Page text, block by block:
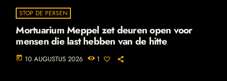
STOP DE PERSEN
Mortuarium Meppel zet deuren open voor
mensen die last hebben van de hitte
today 10 AUGUSTUS 2026 1